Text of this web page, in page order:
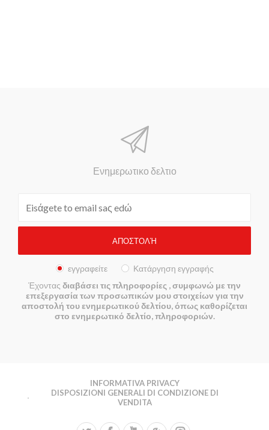
Ενημερωτικο δελτιο
εγγραφείτε
Κατάργηση εγγραφής
Έχοντας διαβάσει τις πληροφορίες , συμφωνώ με την
επεξεργασία των προσωπικών μου στοιχείων για την
αποστολή του ενημερωτικού δελτίου, όπως καθορίζεται
στο ενημερωτικό δελτίο, πληροφοριών.
INFORMATIVA PRIVACY
DISPOSIZIONI GENERALI DI CONDIZIONE DI
VENDITA